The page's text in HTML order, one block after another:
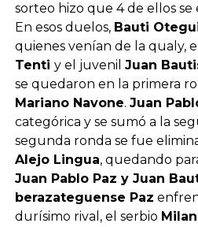
sorteo hizo que 4 de ellos
En esos duelos, Bauti
quienes venían de la qualy,
Tenti y el juvenil Juan
se quedaron en la primera
Mariano Navone. Juan
categórica y se sumó a la
segunda ronda se fue
Alejo Lingua, quedando
Juan Pablo Paz y Juan
berazateguense Paz
durísimo rival, el serbio